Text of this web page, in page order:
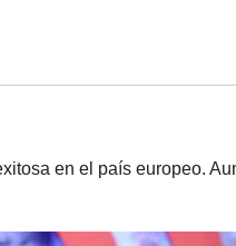
en el país europeo.